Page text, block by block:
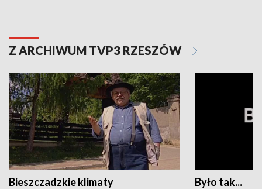
Z ARCHIWUM TVP3 RZESZÓW
Bieszczadzkie klimaty Było tak...